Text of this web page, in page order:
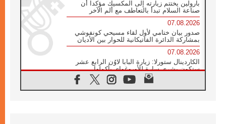
بارولين يختتم زيارته إلى المكسيك مؤكدا أن
صناعة السلام تبدأ بالتعاطف مع ألم الآخر
07.08.2026
صدور بيان ختامي لأول لقاء مسيحي كونفوشي
بمشاركة الدائرة الفاتيكانية للحوار بين الأديان
07.08.2026
الكاردينال ستورلا: زيارة البابا لاوُن الرابع عشر
ستكون بشرى سارة للأوروغواي بأكملها
الفاتيكان يعلن برنامج الزيارة الرسولية للبابا لاوُن